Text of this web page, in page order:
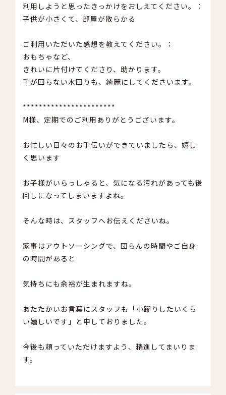
利用しようと思ったきっかけをおしえてください。：
子供が小さくて、部屋が散らかる
ご利用いただいた感想を教えてください。：
おもちゃなど、
きれいに片付けてくださり、助かります。
手が回らない水回りも、綺麗にしてくださいます。
***********************
M様、定期でのご利用ありがとうございます。
お忙しい日々のお手伝いができていましたら、嬉し
く思います
お子様がいらっしゃると、気になる汚れがあっても後
回しになってしまいますよね。
そんな時は、スタッフへお伝えくださいね。
家事はアウトソーシングで、団らんの時間やご自身
の時間があると
気持ちにも余裕が生まれますね。
あたたかいお言葉にスタッフも「小躍りしたいくら
い嬉しいです」と申しておりました。
今後も頼っていただけますよう、精進してまいりま
す。